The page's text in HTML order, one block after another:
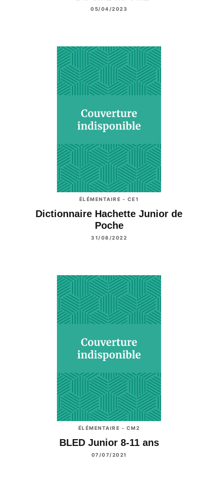
05/04/2023
ÉLÉMENTAIRE - CE1
Dictionnaire Hachette Junior de
Poche
31/08/2022
ÉLÉMENTAIRE - CM2
BLED Junior 8-11 ans
07/07/2021